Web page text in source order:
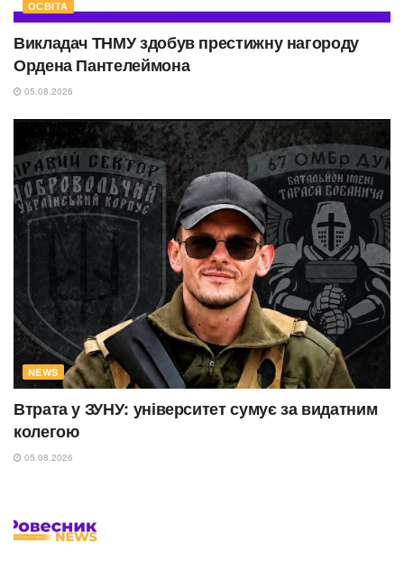
ОСВІТА
Викладач ТНМУ здобув престижну нагороду
Ордена Пантелеймона
05.08.2026
NEWS
Втрата у ЗУНУ: університет сумує за видатним
колегою
05.08.2026